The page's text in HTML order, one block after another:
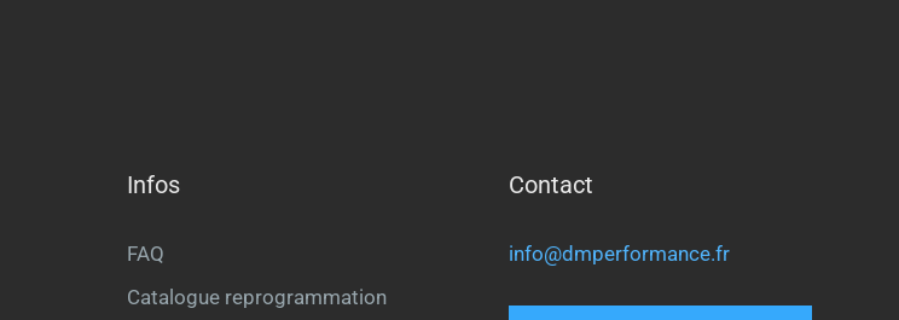
Infos
FAQ
Catalogue reprogrammation
Contact
info@dmperformance.fr